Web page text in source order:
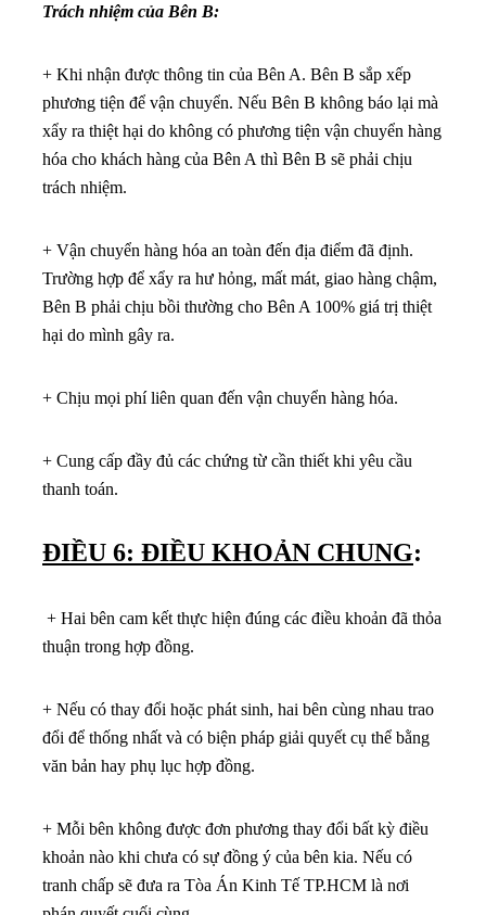
Trách nhiệm của Bên B:
+ Khi nhận được thông tin của Bên A. Bên B sắp xếp
phương tiện để vận chuyển. Nếu Bên B không báo lại mà
xẩy ra thiệt hại do không có phương tiện vận chuyển hàng
hóa cho khách hàng của Bên A thì Bên B sẽ phải chịu
trách nhiệm.
+ Vận chuyển hàng hóa an toàn đến địa điểm đã định.
Trường hợp để xẩy ra hư hỏng, mất mát, giao hàng chậm,
Bên B phải chịu bồi thường cho Bên A 100% giá trị thiệt
hại do mình gây ra.
+ Chịu mọi phí liên quan đến vận chuyển hàng hóa.
+ Cung cấp đầy đủ các chứng từ cần thiết khi yêu cầu
thanh toán.
ĐIỀU 6: ĐIỀU KHOẢN CHUNG:
+ Hai bên cam kết thực hiện đúng các điều khoản đã thỏa
thuận trong hợp đồng.
+ Nếu có thay đổi hoặc phát sinh, hai bên cùng nhau trao
đổi để thống nhất và có biện pháp giải quyết cụ thể bằng
văn bản hay phụ lục hợp đồng.
+ Mỗi bên không được đơn phương thay đổi bất kỳ điều
khoản nào khi chưa có sự đồng ý của bên kia. Nếu có
tranh chấp sẽ đưa ra Tòa Án Kinh Tế TP.HCM là nơi